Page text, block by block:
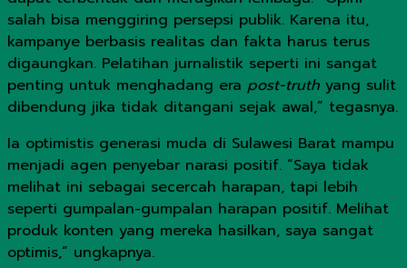
salah bisa menggiring persepsi publik. Karena itu,
kampanye berbasis realitas dan fakta harus terus
digaungkan. Pelatihan jurnalistik seperti ini sangat
penting untuk menghadang era post-truth yang sulit
dibendung jika tidak ditangani sejak awal,” tegasnya.
Ia optimistis generasi muda di Sulawesi Barat mampu
menjadi agen penyebar narasi positif. “Saya tidak
melihat ini sebagai secercah harapan, tapi lebih
seperti gumpalan-gumpalan harapan positif. Melihat
produk konten yang mereka hasilkan, saya sangat
optimis,” ungkapnya.